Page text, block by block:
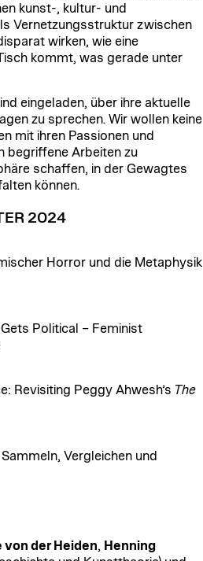
kunst-, kultur- und
Vernetzungsstruktur zwischen
wirken, wie eine
kommt, was gerade unter
eingeladen, über ihre aktuelle
zu sprechen. Wir wollen keine
mit ihren Passionen und
begriffene Arbeiten zu
schaffen, in der Gewagtes
können.
2024
Horror und die Metaphysik
Political – Feminist
Revisiting Peggy Ahwesh’s The
Vergleichen und
von der Heiden, Henning